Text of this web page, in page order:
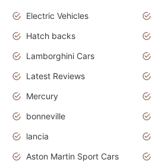
Electric Vehicles
Hatch backs
Lamborghini Cars
Latest Reviews
Mercury
bonneville
lancia
Aston Martin Sport Cars